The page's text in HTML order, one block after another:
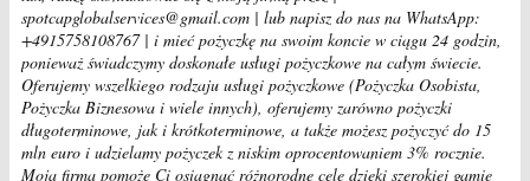
spotcapglobalservices@gmail.com | lub napisz do nas na WhatsApp:
+4915758108767 | i mieć pożyczkę na swoim koncie w ciągu 24 godzin,
ponieważ świadczymy doskonałe usługi pożyczkowe na całym świecie.
Oferujemy wszelkiego rodzaju usługi pożyczkowe (Pożyczka Osobista,
Pożyczka Biznesowa i wiele innych), oferujemy zarówno pożyczki
długoterminowe, jak i krótkoterminowe, a także możesz pożyczyć do 15
mln euro i udzielamy pożyczek z niskim oprocentowaniem 3% rocznie.
Moja firma pomoże Ci osiągnąć różnorodne cele dzięki szerokiej gamie